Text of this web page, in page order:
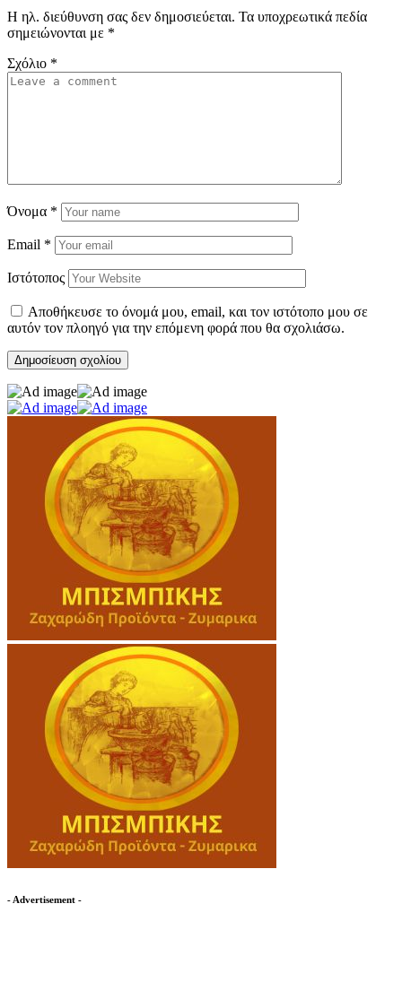
Η ηλ. διεύθυνση σας δεν δημοσιεύεται. Τα υποχρεωτικά πεδία
σημειώνονται με *
Σχόλιο *
Όνομα *
Email *
Ιστότοπος
Αποθήκευσε το όνομά μου, email, και τον ιστότοπο μου σε
αυτόν τον πλοηγό για την επόμενη φορά που θα σχολιάσω.
- Advertisement -